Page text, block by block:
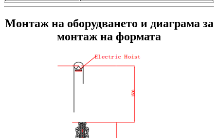
Монтаж на оборудването и диаграма за
монтаж на формата